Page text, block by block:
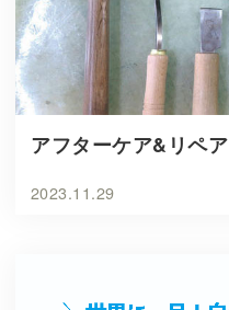
アフターケア&リペア
2023.11.29